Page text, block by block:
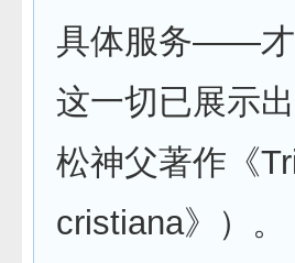
具体服务——才
这一切已展示
松神父著作《
cristiana》）。